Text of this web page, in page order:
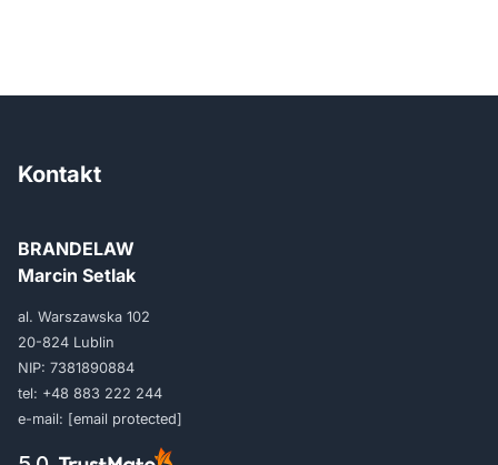
Kontakt
BRANDELAW
Marcin Setlak
al. Warszawska 102
20-824 Lublin
NIP: 7381890884
tel: +48 883 222 244
e-mail: [email protected]